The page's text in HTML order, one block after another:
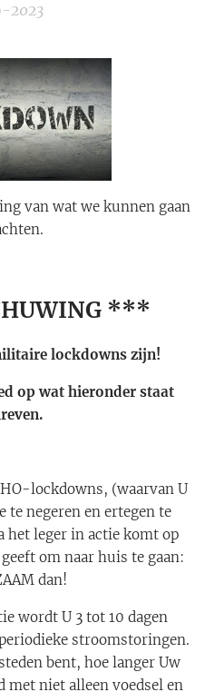
2023
van wat we kunnen gaan
***
lockdowns zijn!
op wat hieronder staat
lockdowns, (waarvan U
te negeren en ertegen te
het leger in actie komt op
om naar huis te gaan:
dan!
wordt U 3 tot 10 dagen
stroomstoringen.
bent, hoe langer Uw
met niet alleen voedsel en